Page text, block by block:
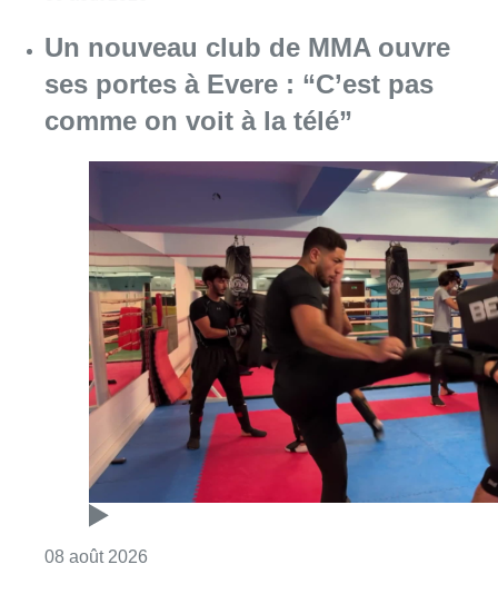
Un nouveau club de MMA ouvre
ses portes à Evere : “C’est pas
comme on voit à la télé”
08 août 2026